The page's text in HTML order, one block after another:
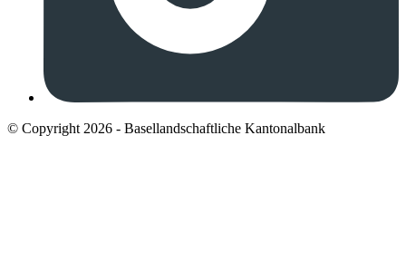
© Copyright 2026 - Basellandschaftliche Kantonalbank